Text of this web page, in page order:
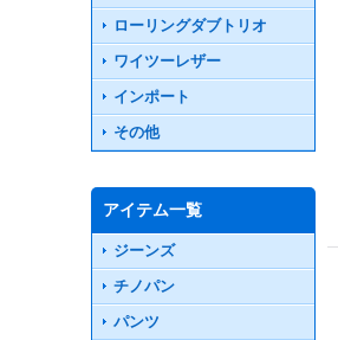
ローリングダブトリオ
ワイツーレザー
インポート
その他
アイテム一覧
ジーンズ
チノパン
パンツ